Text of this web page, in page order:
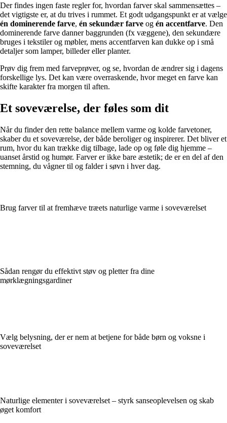
Der findes ingen faste regler for, hvordan farver skal sammensættes –
det vigtigste er, at du trives i rummet. Et godt udgangspunkt er at vælge
én dominerende farve, én sekundær farve og én accentfarve. Den
dominerende farve danner baggrunden (fx væggene), den sekundære
bruges i tekstiler og møbler, mens accentfarven kan dukke op i små
detaljer som lamper, billeder eller planter.
Prøv dig frem med farveprøver, og se, hvordan de ændrer sig i dagens
forskellige lys. Det kan være overraskende, hvor meget en farve kan
skifte karakter fra morgen til aften.
Et soveværelse, der føles som dit
Når du finder den rette balance mellem varme og kolde farvetoner,
skaber du et soveværelse, der både beroliger og inspirerer. Det bliver et
rum, hvor du kan trække dig tilbage, lade op og føle dig hjemme –
uanset årstid og humør. Farver er ikke bare æstetik; de er en del af den
stemning, du vågner til og falder i søvn i hver dag.
Brug farver til at fremhæve træets naturlige varme i soveværelset
Sådan rengør du effektivt støv og pletter fra dine
mørklægningsgardiner
Vælg belysning, der er nem at betjene for både børn og voksne i
soveværelset
Naturlige elementer i soveværelset – styrk sanseoplevelsen og skab
øget komfort